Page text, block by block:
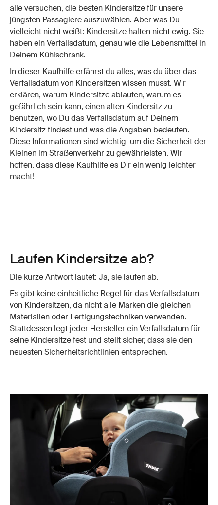
alle versuchen, die besten Kindersitze für unsere
jüngsten Passagiere auszuwählen. Aber was Du
vielleicht nicht weißt: Kindersitze halten nicht ewig. Sie
haben ein Verfallsdatum, genau wie die Lebensmittel in
Deinem Kühlschrank.
In dieser Kaufhilfe erfährst du alles, was du über das
Verfallsdatum von Kindersitzen wissen musst. Wir
erklären, warum Kindersitze ablaufen, warum es
gefährlich sein kann, einen alten Kindersitz zu
benutzen, wo Du das Verfallsdatum auf Deinem
Kindersitz findest und was die Angaben bedeuten.
Diese Informationen sind wichtig, um die Sicherheit der
Kleinen im Straßenverkehr zu gewährleisten. Wir
hoffen, dass diese Kaufhilfe es Dir ein wenig leichter
macht!
Laufen Kindersitze ab?
Die kurze Antwort lautet: Ja, sie laufen ab.
Es gibt keine einheitliche Regel für das Verfallsdatum
von Kindersitzen, da nicht alle Marken die gleichen
Materialien oder Fertigungstechniken verwenden.
Stattdessen legt jeder Hersteller ein Verfallsdatum für
seine Kindersitze fest und stellt sicher, dass sie den
neuesten Sicherheitsrichtlinien entsprechen.